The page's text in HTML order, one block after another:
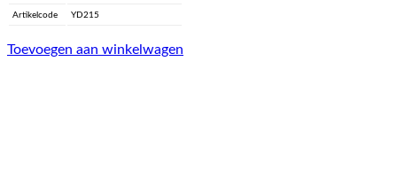
Artikelcode YD215
Toevoegen aan winkelwagen